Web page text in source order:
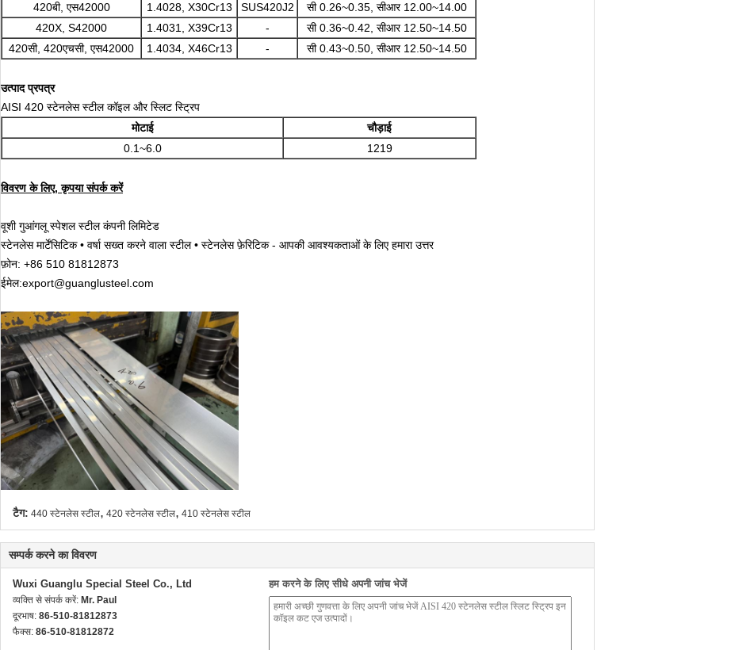
420बी, एस42000
1.4028, X30Cr13 SUS420J2
सी 0.26~0.35, सीआर 12.00~14.00
420X, S42000
1.4031, X39Cr13 -
सी 0.36~0.42, सीआर 12.50~14.50
420सी, 420एचसी, एस42000
1.4034, X46Cr13 - सी 0.43~0.50, सीआर 12.50~14.50
उत्पाद प्रपत्र
AISI 420 स्टेनलेस स्टील कॉइल और स्लिट स्ट्रिप
मोटाई
चौड़ाई
0.1~6.0
1219
विवरण के लिए, कृपया संपर्क करें
वूशी गुआंगलू स्पेशल स्टील कंपनी लिमिटेड
स्टेनलेस मार्टेंसिटिक • वर्षा सख्त करने वाला स्टील • स्टेनलेस फ़ेरिटिक - आपकी आवश्यकताओं के लिए हमारा उत्तर
फ़ोन: +86 510 81812873
ईमेल:export@guanglusteel.com
टैग: 440 स्टेनलेस स्टील, 420 स्टेनलेस स्टील, 410 स्टेनलेस स्टील
सम्पर्क करने का विवरण
Wuxi Guanglu Special Steel Co., Ltd
व्यक्ति से संपर्क करें: Mr. Paul
दूरभाष: 86-510-81812873
फैक्स: 86-510-81812872
हम करने के लिए सीधे अपनी जांच भेजें